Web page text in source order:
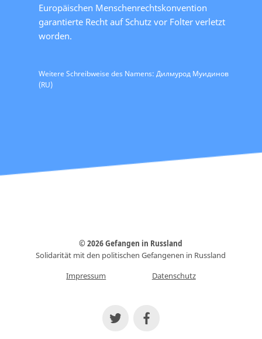
Europäischen Menschenrechtskonvention
garantierte Recht auf Schutz vor Folter verletzt
worden.
Weitere Schreibweise des Namens: Дилмурод Муидинов
(RU)
© 2026 Gefangen in Russland
Solidarität mit den politischen Gefangenen in Russland
Impressum
Datenschutz